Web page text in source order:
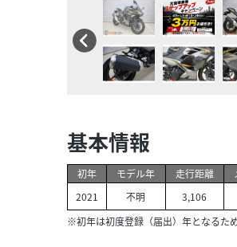
基本情報
初年
2021
モデル年
不明
走行距離
3,106
※初年は初度登録（届出）年となるた